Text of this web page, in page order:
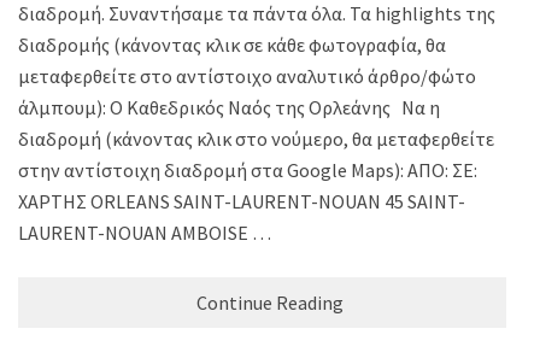
διαδρομή. Συναντήσαμε τα πάντα όλα. Τα highlights της
διαδρομής (κάνοντας κλικ σε κάθε φωτογραφία, θα
μεταφερθείτε στο αντίστοιχο αναλυτικό άρθρο/φώτο
άλμπουμ): Ο Καθεδρικός Ναός της Ορλεάνης Να η
διαδρομή (κάνοντας κλικ στο νούμερo, θα μεταφερθείτε
στην αντίστοιχη διαδρομή στα Google Maps): ΑΠΟ: ΣΕ:
ΧΑΡΤΗΣ ORLEANS SAINT-LAURENT-NOUAN 45 SAINT-
LAURENT-NOUAN AMBOISE …
Continue Reading